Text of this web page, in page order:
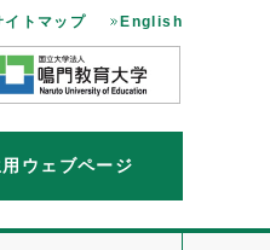
イトマップ English
ウェブページ